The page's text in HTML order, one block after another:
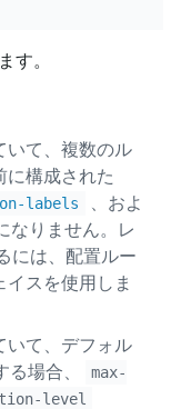
す。
いて、複数のル
に構成された
labels
、およ
なりません。レ
には、配置ルー
スを使用しま
いて、デフォル
る場合、
max-
level